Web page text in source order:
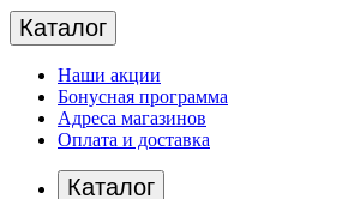
Каталог
Наши акции
Бонусная программа
Адреса магазинов
Оплата и доставка
Каталог